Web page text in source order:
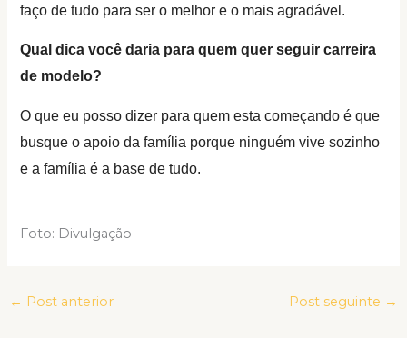
faço de tudo para ser o melhor e o mais agradável.
Qual dica você daria para quem quer seguir carreira
de modelo?
O que eu posso dizer para quem esta começando é que
busque o apoio da família porque ninguém vive sozinho
e a família é a base de tudo.
Foto: Divulgação
← Post anterior Post seguinte →